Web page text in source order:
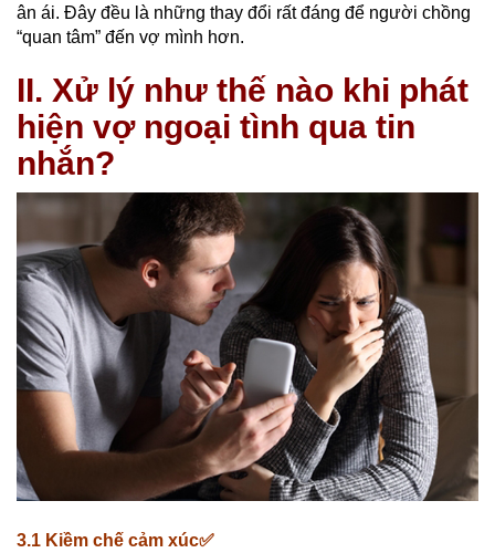
ân ái. Đây đều là những thay đổi rất đáng để người chồng
“quan tâm” đến vợ mình hơn.
II. Xử lý như thế nào khi phát
hiện vợ ngoại tình qua tin
nhắn?
3.1 Kiềm chế cảm xúc✅